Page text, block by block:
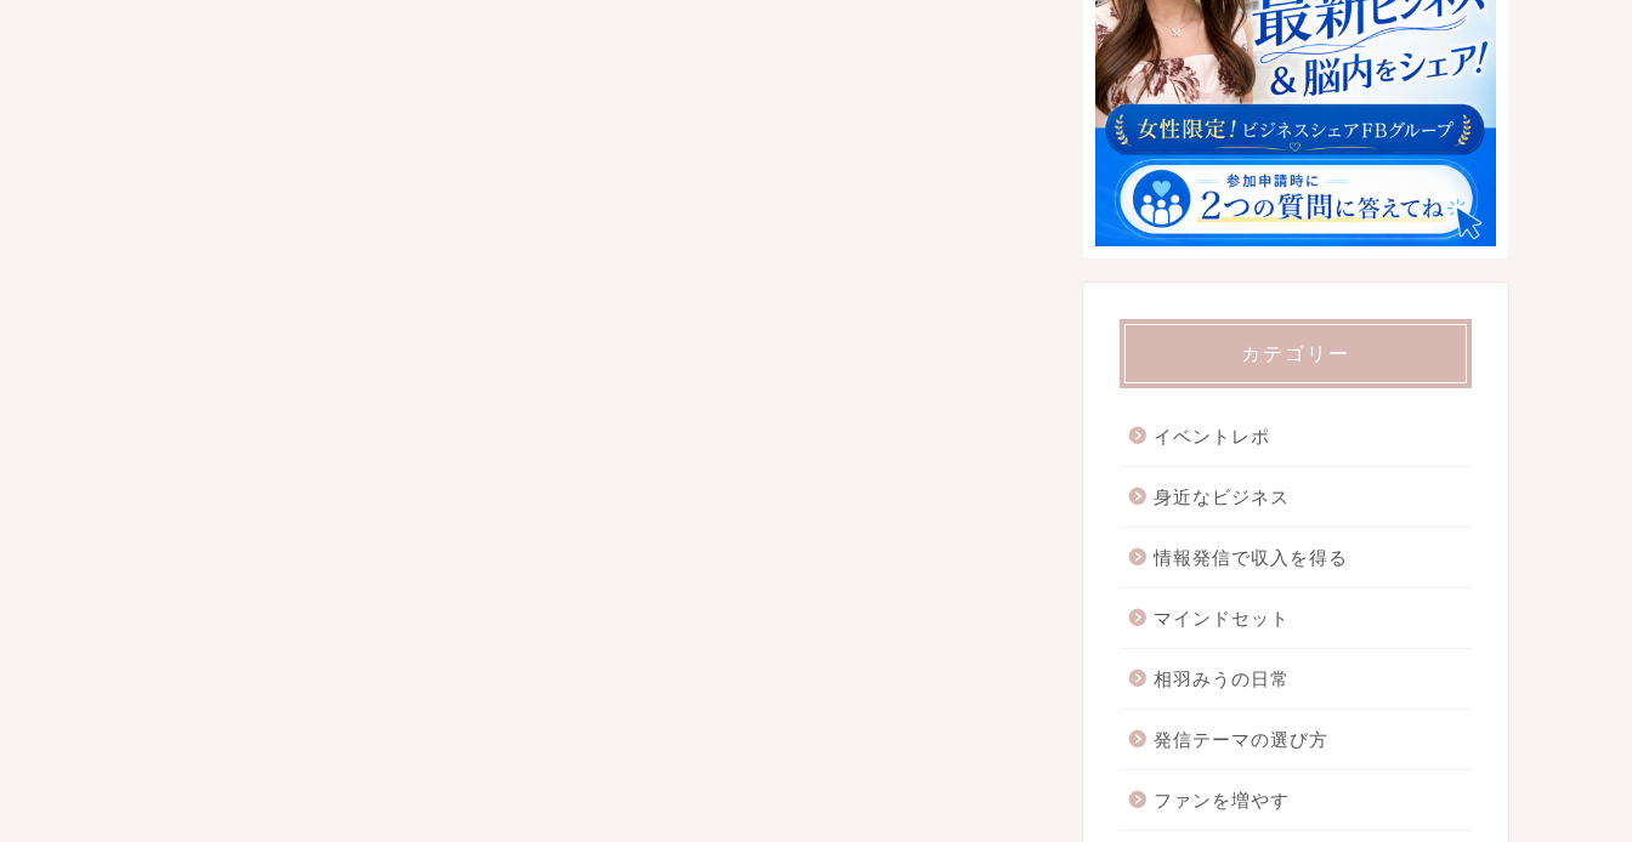
カテゴリー
イベントレポ
身近なビジネス
情報発信で収入を得る
マインドセット
相羽みうの日常
発信テーマの選び方
ファンを増やす